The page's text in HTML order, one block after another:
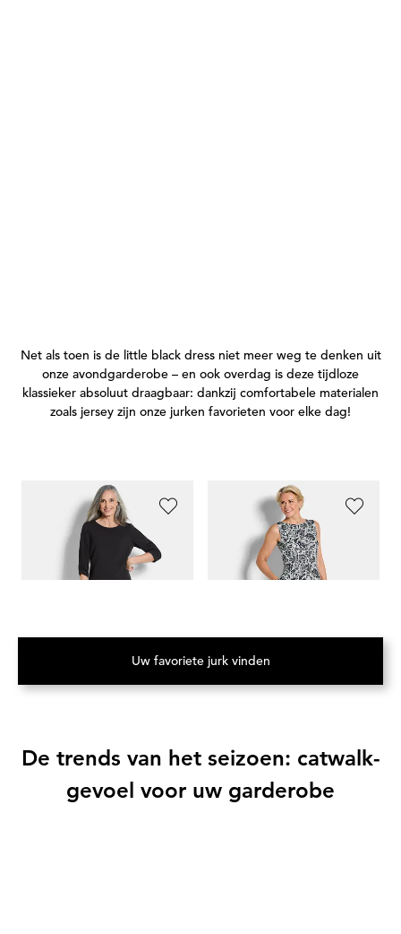
Net als toen is de little black dress niet meer weg te denken uit
onze avondgarderobe – en ook overdag is deze tijdloze
klassieker absoluut draagbaar: dankzij comfortabele materialen
zoals jersey zijn onze jurken favorieten voor elke dag!
GOLDNER
139,95 €
GOLDNER
Elegante jurk van crêpe-jersey
119,95 €189,95 €
Uw favoriete jurk vinden(Opent in een nieuw tabblad)
De trends van het seizoen: catwalk-
gevoel voor uw garderobe